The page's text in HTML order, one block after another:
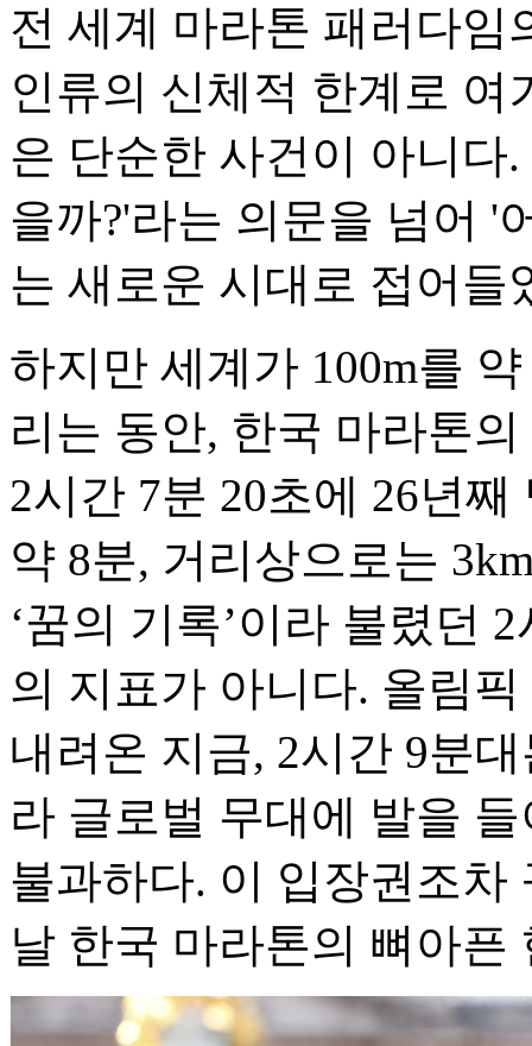
전 세계 마라톤 패러다임
인류의 신체적 한계로 여
은 단순한 사건이 아니다
을까?'라는 의문을 넘어 '
는 새로운 시대로 접어들
하지만 세계가 100m를
리는 동안, 한국 마라톤
2시간 7분 20초에 26년
약 8분, 거리상으로는
‘꿈의 기록’이라 불렸던
의 지표가 아니다. 올림
내려온 지금, 2시간 9분
라 글로벌 무대에 발을
불과하다. 이 입장권조차
날 한국 마라톤의 뼈아픈